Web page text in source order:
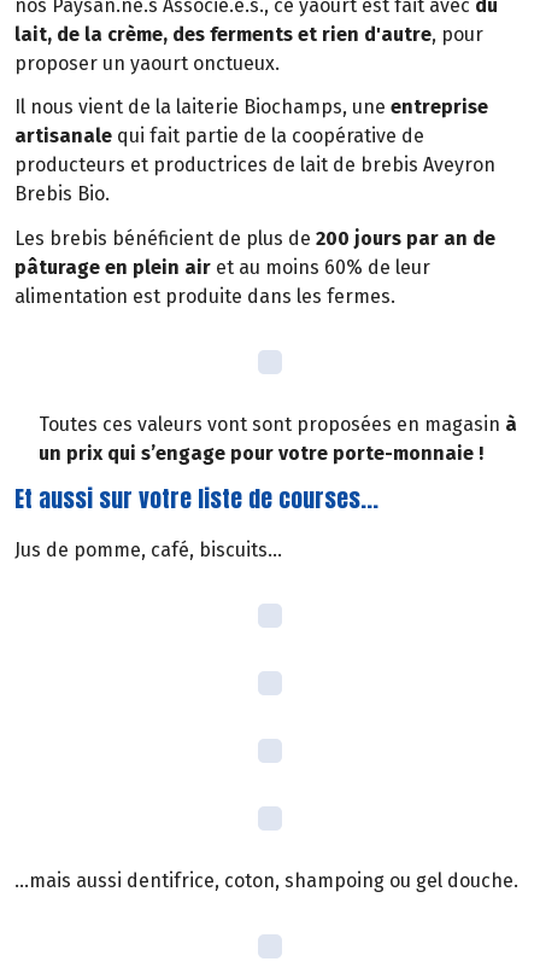
nos Paysan.ne.s Associé.e.s., ce yaourt est fait avec du
lait, de la crème, des ferments et rien d'autre, pour
proposer un yaourt onctueux.
Il nous vient de la laiterie Biochamps, une entreprise
artisanale qui fait partie de la coopérative de
producteurs et productrices de lait de brebis Aveyron
Brebis Bio.
Les brebis bénéficient de plus de 200 jours par an de
pâturage en plein air et au moins 60% de leur
alimentation est produite dans les fermes.
Toutes ces valeurs vont sont proposées en magasin à
un prix qui s’engage pour votre porte-monnaie !
Et aussi sur votre liste de courses...
Jus de pomme, café, biscuits...
...mais aussi dentifrice, coton, shampoing ou gel douche.